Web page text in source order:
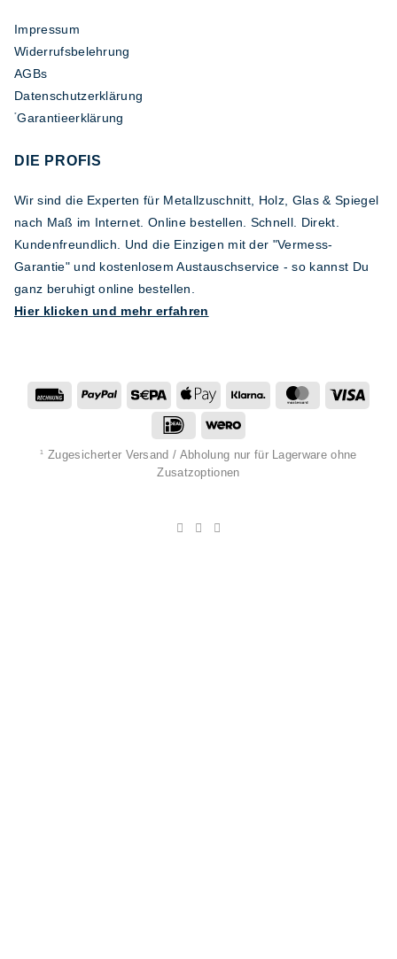
Impressum
Widerrufsbelehrung
AGBs
Datenschutzerklärung
*Garantieerklärung
DIE PROFIS
Wir sind die Experten für Metallzuschnitt, Holz, Glas & Spiegel
nach Maß im Internet. Online bestellen. Schnell. Direkt.
Kundenfreundlich. Und die Einzigen mit der "Vermess-
Garantie" und kostenlosem Austauschservice - so kannst Du
ganz beruhigt online bestellen.
Hier klicken und mehr erfahren
RechungPayPal Sepa
Apple
Pay
Klarna MasterCard
Visa
IDeal Wero
1
Zugesicherter Versand / Abholung nur für Lagerware ohne
Zusatzoptionen